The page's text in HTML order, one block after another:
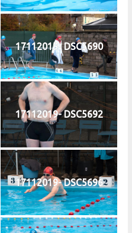
17112019- DSC5690
17112019- DSC5692
17112019- DSC5696